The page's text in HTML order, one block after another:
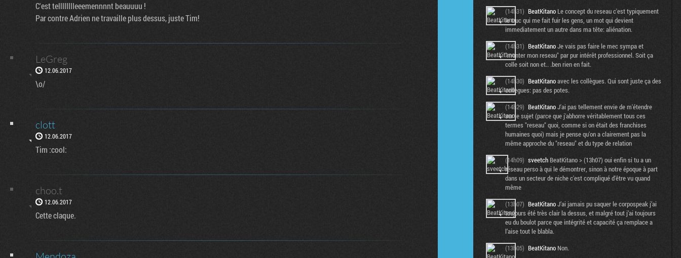
C'est telllllllleeemennnnt beauuuu !
Par contre Adrien ne travaille plus dessus, juste Tim!
LeGreg
12.06.2017
\o/
clott
12.06.2017
Tim :cool:
choo.t
12.06.2017
Cette claque.
(14h31) BeatKitano Le concept du reseau c'est typiquement
le truc qui me fait fuir les gens, un mot qui devient
immediatement un autre dans ma tête: aliénation.
(14h31) BeatKitanoJe vais pas faire le mec sympa et
"monter mon reseau" par pur intérêt professionnel. Soit ça
colle soit non et.. .ben rien en fait.
(14h30) BeatKitanoavec les collègues. Qui sont juste ça des
collègues: pas des potes.
(14h29) BeatKitanoJ'ai pas tellement envie de m'étendre
sur le sujet (parce que j'abhorre véritablement tous ces
termes "reseau" quoi, comme si on était des franchises
humaines quoi) mais je pense qu'on a clairement pas la
même approche du "reseau" et du type de relation
(14h09) sveetch BeatKitano > (13h07) oui enfin si tu a un
réseau perso à qui le démontrer, sinon à notre époque à part
dans un secteur de niche c'est compliqué d'être vu quand
même
(13h07) BeatKitanoJ’ai jamais pu saquer le corpospeak j’ai
toujours été très clair la dessus, et malgré tout j’ai toujours
eu du boulot parce que intégrité et capacité ça remplace a
l’aise tout le blabla.
(13h05) BeatKitano Non.